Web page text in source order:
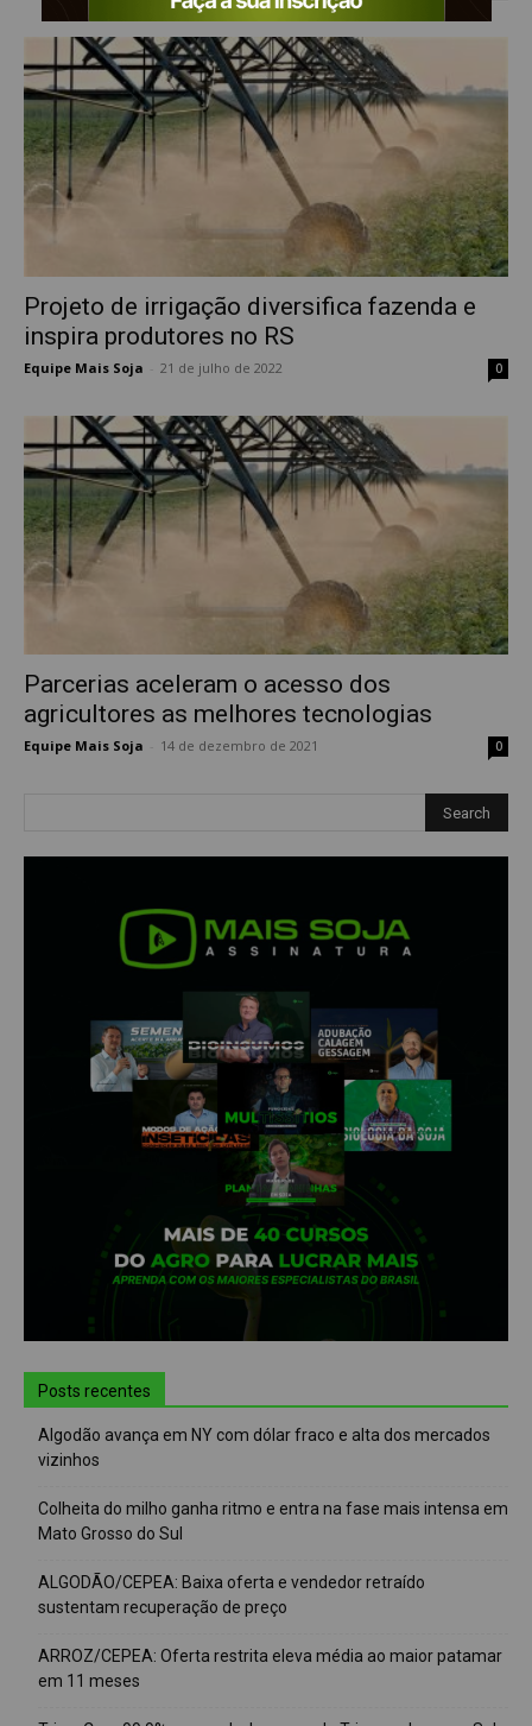
Projeto de irrigação diversifica fazenda e
inspira produtores no RS
Equipe Mais Soja 21 de julho de 2022 0
Parcerias aceleram o acesso dos
agricultores as melhores tecnologias
Equipe Mais Soja 14 de dezembro de 2021 0
Posts recentes
Algodão avança em NY com dólar fraco e alta dos mercados
vizinhos
Colheita do milho ganha ritmo e entra na fase mais intensa em
Mato Grosso do Sul
ALGODÃO/CEPEA: Baixa oferta e vendedor retraído
sustentam recuperação de preço
ARROZ/CEPEA: Oferta restrita eleva média ao maior patamar
em 11 meses